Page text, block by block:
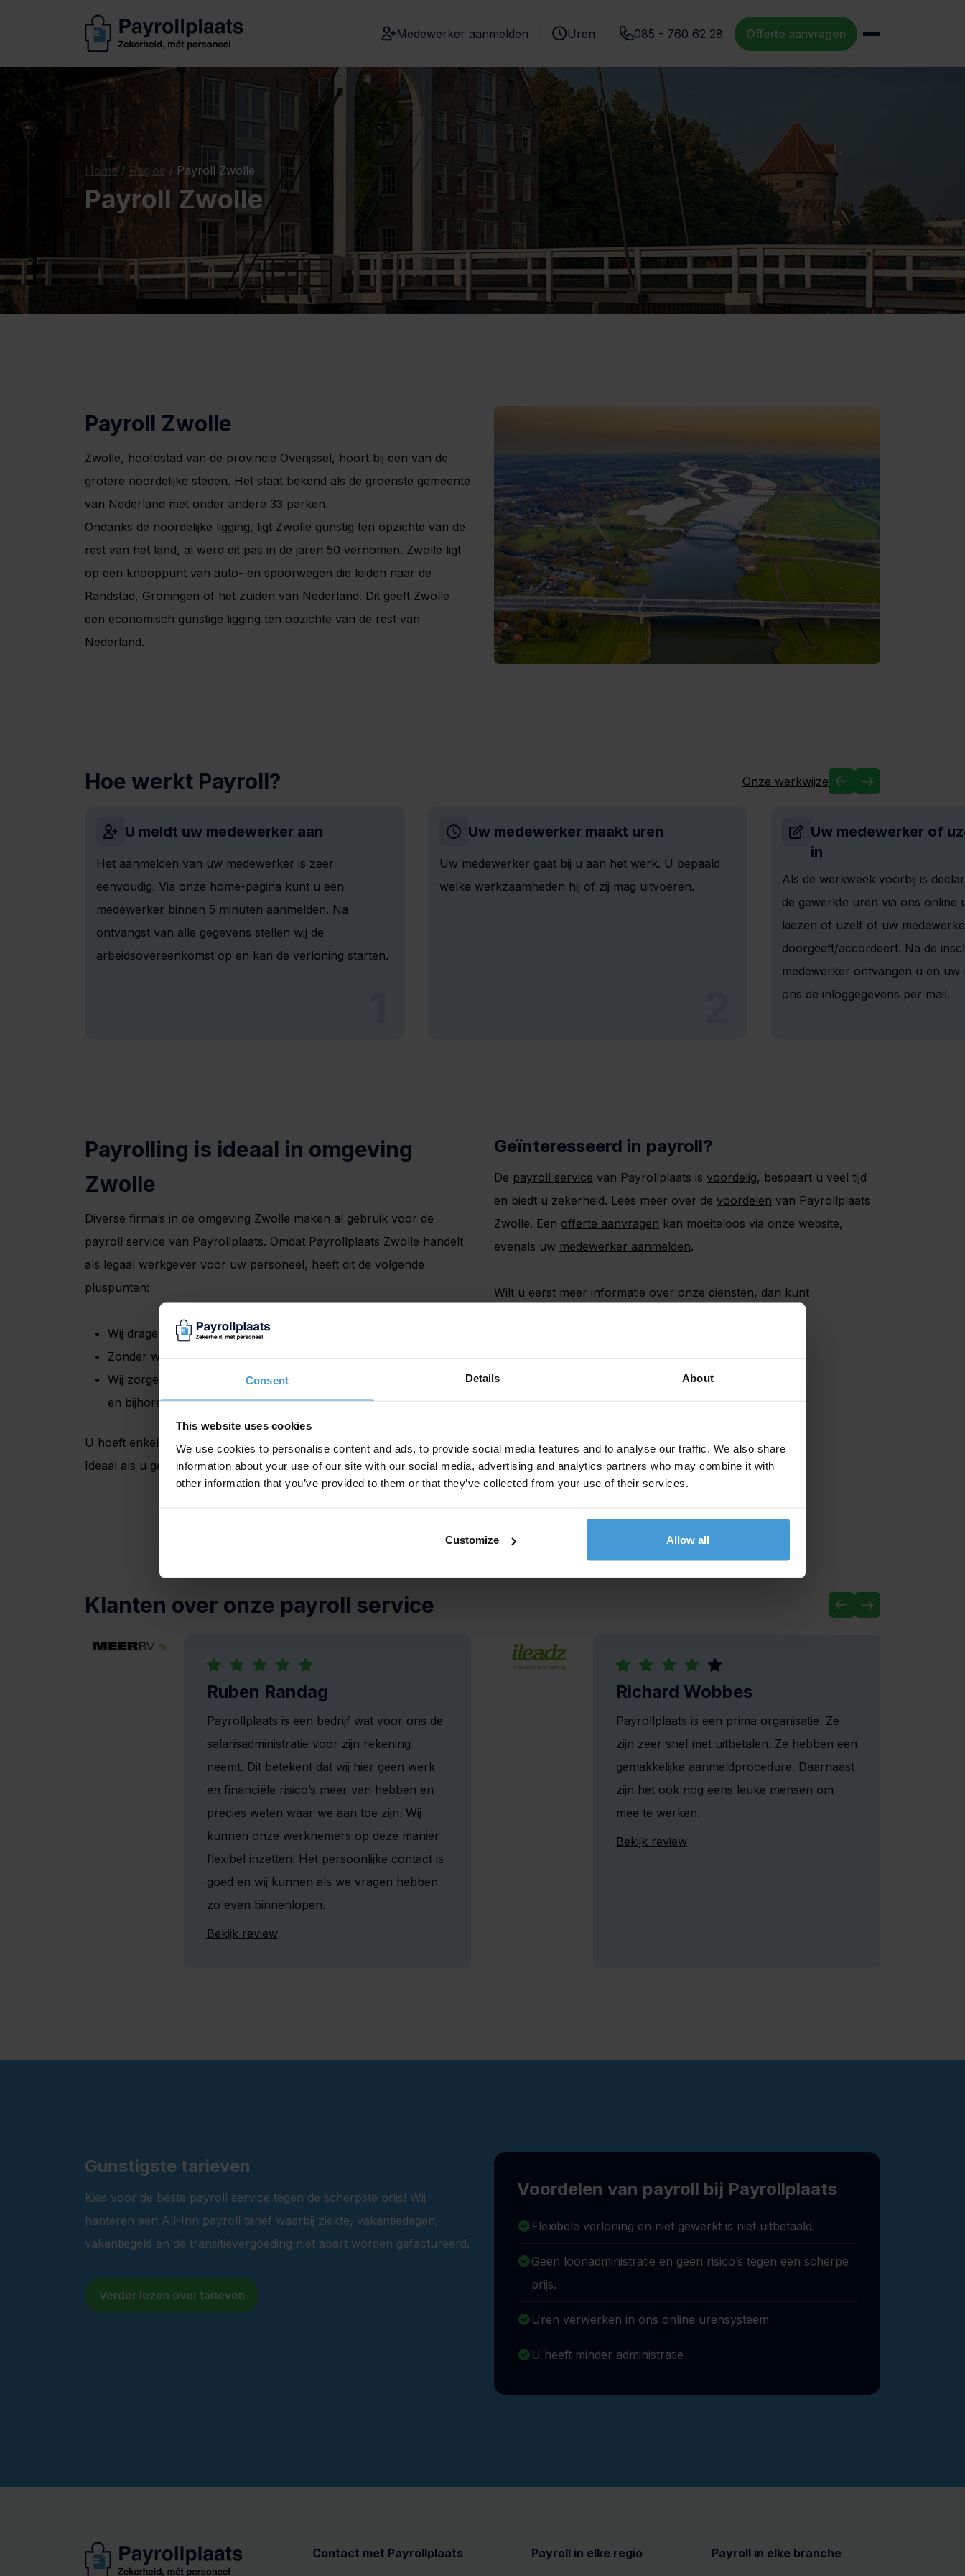
Consent Details About
This website uses cookies
We use cookies to personalise content and ads, to provide social media features and to analyse our traffic. We also share
information about your use of our site with our social media, advertising and analytics partners who may combine it with
other information that you’ve provided to them or that they’ve collected from your use of their services.
Customize Allow all
Medewerker aanmelden Uren 085 - 760 62 28 Offerte aanvragen
Home / Regios / Payroll Zwolle
Payroll Zwolle
Payroll Zwolle
Zwolle, hoofdstad van de provincie Overijssel, hoort bij een van de
grotere noordelijke steden. Het staat bekend als de groenste gemeente
van Nederland met onder andere 33 parken.
Ondanks de noordelijke ligging, ligt Zwolle gunstig ten opzichte van de
rest van het land, al werd dit pas in de jaren 50 vernomen. Zwolle ligt
op een knooppunt van auto- en spoorwegen die leiden naar de
Randstad, Groningen of het zuiden van Nederland. Dit geeft Zwolle
een economisch gunstige ligging ten opzichte van de rest van
Nederland.
Hoe werkt Payroll? Onze werkwijze
U meldt uw medewerker aan
Het aanmelden van uw medewerker is zeer
eenvoudig. Via onze home-pagina kunt u een
medewerker binnen 5 minuten aanmelden. Na
ontvangst van alle gegevens stellen wij de
arbeidsovereenkomst op en kan de verloning starten.
Uw medewerker maakt uren
Uw medewerker gaat bij u aan het werk. U bepaald
welke werkzaamheden hij of zij mag uitvoeren.
Uw medewerker of
in
Als de werkweek voorbij is
de gewerkte uren via ons online
kiezen of uzelf of uw
doorgeeft/accordeert. Na de
medewerker ontvangen u en uw
ons de inloggegevens per mail.
Payrolling is ideaal in omgeving
Zwolle
Diverse firma’s in de omgeving Zwolle maken al gebruik voor de
payroll service van Payrollplaats. Omdat Payrollplaats Zwolle handelt
als legaal werkgever voor uw personeel, heeft dit de volgende
pluspunten:
Wij dragen de arbeidsrechtelijke risico’s;
Zonder werkgeversrisico uw personeel inzetten;
Wij zorgen voor arbeidsovereenkomsten, de salarisadministratie
en bijhorende taken.
U hoeft enkel wekelijks de gewerkte uren aan ons door te geven.
Ideaal als u gebruik maakt van flexibel inzetbaar personeel.
Geïnteresseerd in payroll?
De payroll service van Payrollplaats is voordelig, bespaart u veel tijd
en biedt u zekerheid. Lees meer over de voordelen van Payrollplaats
Zwolle. Een offerte aanvragen kan moeiteloos via onze website,
evenals uw medewerker aanmelden.
Wilt u eerst meer informatie over onze diensten, dan kunt
Klanten over onze payroll service
Ruben Randag
Payrollplaats is een bedrijf wat voor ons de
salarisadministratie voor zijn rekening
neemt. Dit betekent dat wij hier geen werk
en financiële risico’s meer van hebben en
precies weten waar we aan toe zijn. Wij
kunnen onze werknemers op deze manier
flexibel inzetten! Het persoonlijke contact is
goed en wij kunnen als we vragen hebben
zo even binnenlopen.
Bekijk review
Richard Wobbes
Payrollplaats is een prima organisatie. Ze
zijn zeer snel met uitbetalen. Ze hebben een
gemakkelijke aanmeldprocedure. Daarnaast
zijn het ook nog eens leuke mensen om
mee te werken.
Bekijk review
Gunstigste tarieven
Kies voor de beste payroll service tegen de scherpste prijs! Wij
hanteren een All-Inn payroll tarief waarbij ziekte, vakantiedagen,
vakantiegeld en de transitievergoeding niet apart worden gefactureerd.
Verder lezen over tarieven
Voordelen van payroll bij Payrollplaats
Flexibele verloning en niet gewerkt is niet uitbetaald.
Geen loonadministratie en geen risico’s tegen een scherpe
prijs.
Uren verwerken in ons online urensysteem
U heeft minder administratie
Contact met Payrollplaats
Payroll in elke regio Payroll in elke branche